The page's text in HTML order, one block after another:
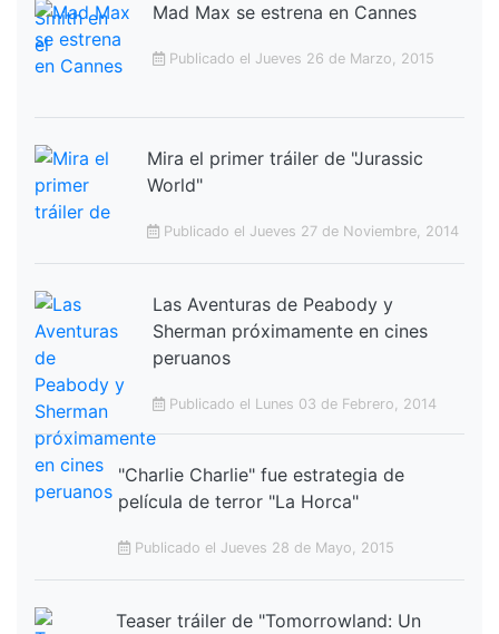
Mad Max se estrena en Cannes
Publicado el Jueves 26 de Marzo, 2015
Mira el primer tráiler de "Jurassic
World"
Publicado el Jueves 27 de Noviembre, 2014
Las Aventuras de Peabody y
Sherman próximamente en cines
peruanos
Publicado el Lunes 03 de Febrero, 2014
"Charlie Charlie" fue estrategia de
película de terror "La Horca"
Publicado el Jueves 28 de Mayo, 2015
Teaser tráiler de "Tomorrowland: Un